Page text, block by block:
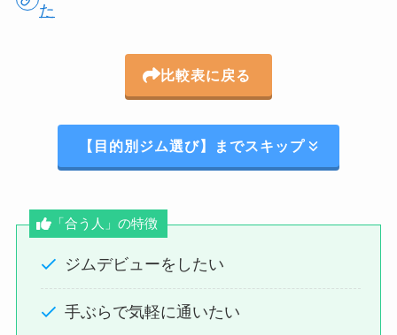
た
比較表に戻る
【目的別ジム選び】までスキップ
「合う人」の特徴
ジムデビューをしたい
手ぶらで気軽に通いたい